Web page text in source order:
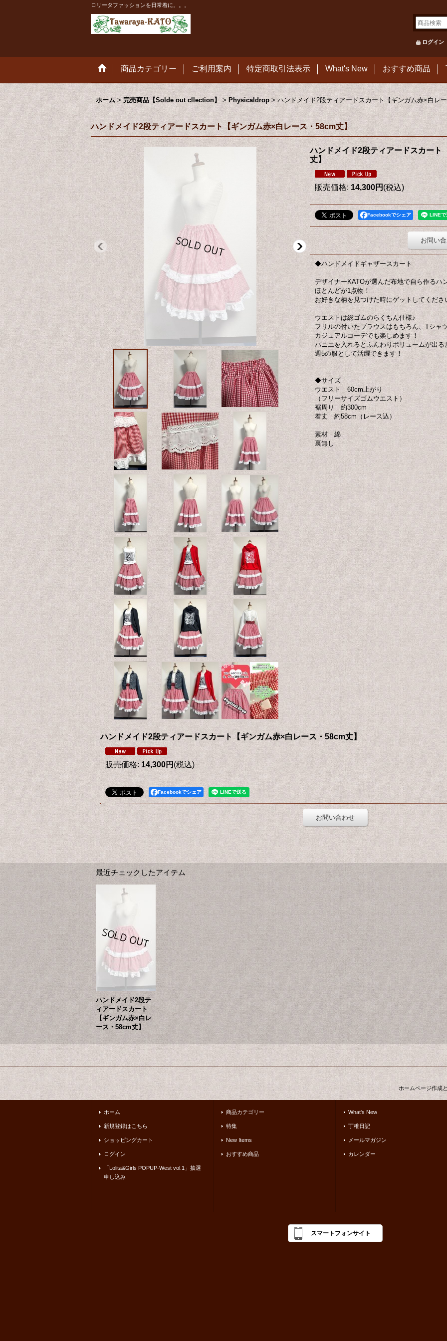
ロリータファッションを日常着に。。。
ログイン
商品カテゴリー ご利用案内 特定商取引法表示 What's New おすすめ商品
ホーム > 完売商品【Solde out cllection】 > Physicaldrop > ハンドメイド2段ティアードスカート【ギンガム赤×白レ
ハンドメイド2段ティアードスカート【ギンガム赤×白レース・58cm丈】
ハンドメイド2段ティアードスカート
丈】
販売価格: 14,300円 (税込)
Facebookでシェア
お問い
◆ハンドメイドギャザースカート
デザイナーKATOが選んだ布地で自ら作るハ
ほとんどが1点物！
お好きな柄を見つけた時にゲットしてくださ
ウエストは総ゴムのらくちん仕様♪
フリルの付いたブラウスはもちろん、Tシャ
カジュアルコーデでも楽しめます！
パニエを入れるとふんわりボリュームが出
週5の服として活躍できます！
◆サイズ
ウエスト 60cm上がり
（フリーサイズゴムウエスト）
裾周り 約300cm
着丈 約58cm（レース込）
素材 綿
裏無し
ハンドメイド2段ティアードスカート【ギンガム赤×白レース・58cm丈】
販売価格: 14,300円 (税込)
Facebookでシェア
お問い合わせ
最近チェックしたアイテム
ハンドメイド2段テ
ィアードスカート
【ギンガム赤×白レ
ース・58cm丈】
ホームページ作成
ホーム
新規登録はこちら
ショッピングカート
ログイン
「Lolita&Girls POPUP-West vol.1」抽選
申し込み
商品カテゴリー
特集
New Items
おすすめ商品
What's New
丁稚日記
メールマガジン
カレンダー
スマートフォンサイト